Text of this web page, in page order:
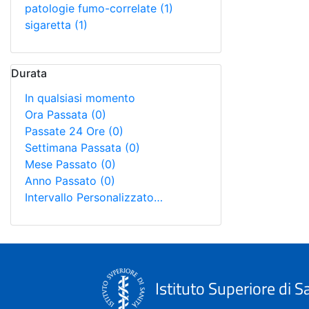
patologie fumo-correlate (1)
sigaretta (1)
Durata
In qualsiasi momento
Ora Passata (0)
Passate 24 Ore (0)
Settimana Passata (0)
Mese Passato (0)
Anno Passato (0)
Intervallo Personalizzato…
Istituto Superiore di